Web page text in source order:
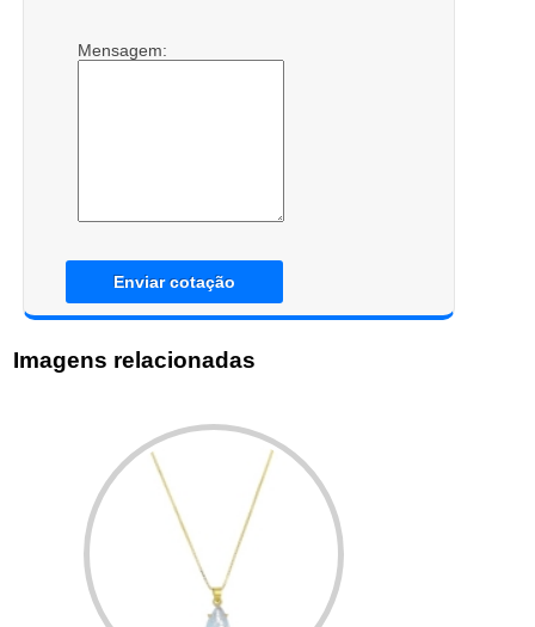
Mensagem:
Enviar cotação
Imagens relacionadas